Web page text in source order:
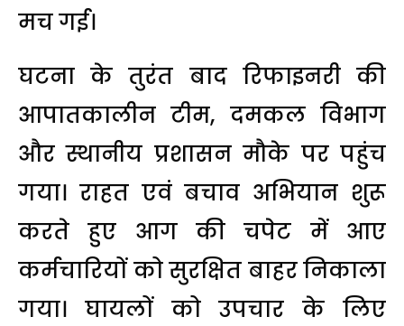
मच गई।
घटना के तुरंत बाद रिफाइनरी की
आपातकालीन टीम, दमकल विभाग
और स्थानीय प्रशासन मौके पर पहुंच
गया। राहत एवं बचाव अभियान शुरू
करते हुए आग की चपेट में आए
कर्मचारियों को सुरक्षित बाहर निकाला
गया। घायलों को उपचार के लिए